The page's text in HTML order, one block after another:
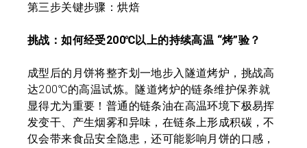
第三步关键步骤：烘焙
挑战：如何经受200℃以上的持续高温 “烤”验？
成型后的月饼将整齐划一地步入隧道烤炉，挑战高
达200℃的高温试炼。隧道烤炉的链条维护保养就
显得尤为重要！普通的链条油在高温环境下极易挥
发变干、产生烟雾和异味，在链条上形成积碳，不
仅会带来食品安全隐患，还可能影响月饼的口感，